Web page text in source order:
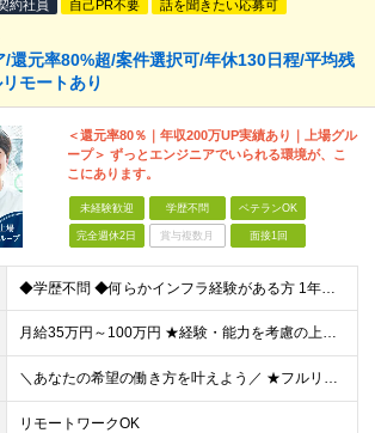
約社員 自己PR不要 話を聞きたい応募可
/還元率80%超/案件選択可/年休130日程/平均残
モートあり
＜還元率80％｜年収200万UP実績あり｜上場グル
ープ＞ ずっとエンジニアでいられる環境が、こ
こにあります。
未経験歓迎 学歴不問 ベテランOK
完全週休2日 賞与複数月 面接1回
◆学歴不問 ◆何らかインフラ経験がある方 1年未満のご経験でも歓迎！ ◆経験年数・担当フェーズ・言語不問 ＼こんな方もぜひご応募ください！／ ・IT業界で何らかの実務経験をお持ちの方 ・第二新卒の方
月給35万円～100万円 ★経験・能力を考慮の上、決定 ★前職給与を100％保証 ★案件内容の開示・明確な評価制度 ※上記金額には30時間分・6万6500円以上の固定残業代が含まれています ※超過
＼あなたの希望の働き方を叶えよう／ ★フルリモート・リモートワークOK ★希望を考慮します ★転居を伴う転勤は無し 本社：東京都豊島区高田2丁目17-22 目白中野ビル 5階 大阪：大阪府大阪市西区
リモートワークOK